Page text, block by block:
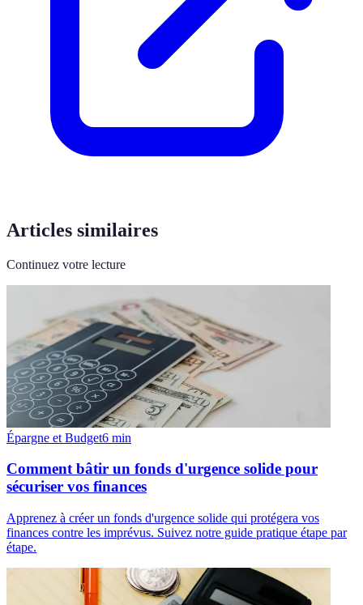
Articles similaires
Continuez votre lecture
Épargne et Budget6 min
Comment bâtir un fonds d'urgence solide pour
sécuriser vos finances
Apprenez à créer un fonds d'urgence solide qui protégera vos
finances contre les imprévus. Suivez notre guide pratique étape par
étape.